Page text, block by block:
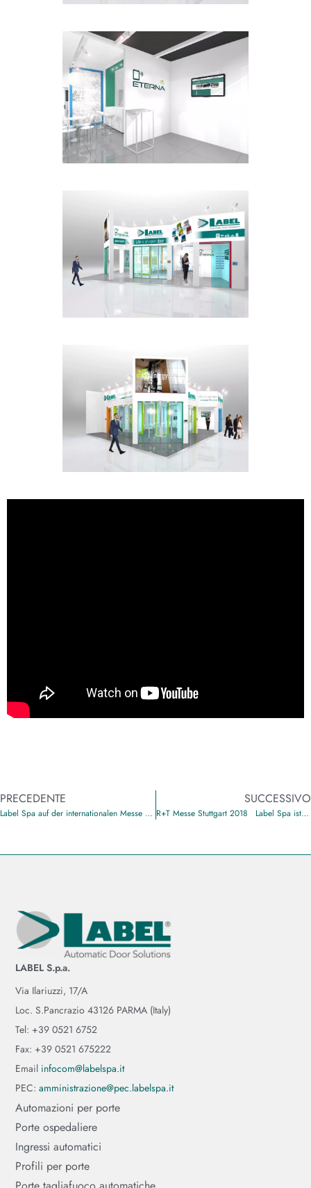
PRECEDENTE
Label Spa auf der internationalen Messe NAIS in Moskau
SUCCESSIVO
R+T Messe Stuttgart 2018 Label Spa ist dabei!
LABEL S.p.a.
Via Ilariuzzi, 17/A
Loc. S.Pancrazio 43126 PARMA (Italy)
Tel: +39 0521 6752
Fax: +39 0521 675222
Email infocom@labelspa.it
PEC:amministrazione@pec.labelspa.it
Automazioni per porte
Porte ospedaliere
Ingressi automatici
Profili per porte